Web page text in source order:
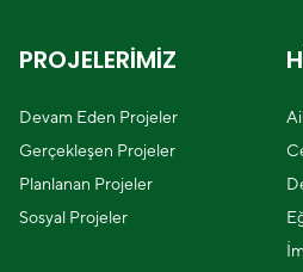
PROJELERİMİZ
Devam Eden Projeler
Gerçekleşen Projeler
Planlanan Projeler
Sosyal Projeler